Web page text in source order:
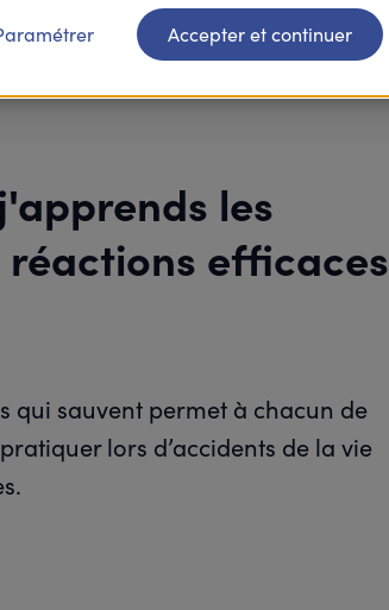
Je participe
les
efficaces
qui sauvent permet à chacun de
lors d’accidents de la vie
Accepter et continuer